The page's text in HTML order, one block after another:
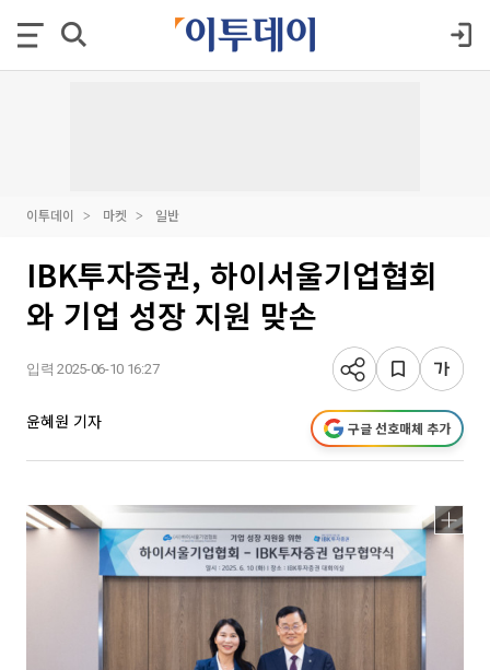
이투데이 마켓 일반
IBK투자증권, 하이서울기업협회
와 기업 성장 지원 맞손
입력 2025-06-10 16:27
윤혜원 기자 구글 선호매체 추가